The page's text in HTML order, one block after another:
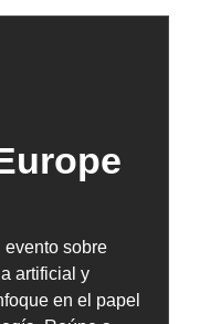
sobre
artificial y
en el papel